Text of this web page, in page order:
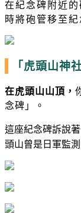
在紀念碑附近
時將砲管移至紀
「虎頭山神社
在虎頭山山頂，
念碑」。
這座紀念碑訴說
頭山曾是日軍監